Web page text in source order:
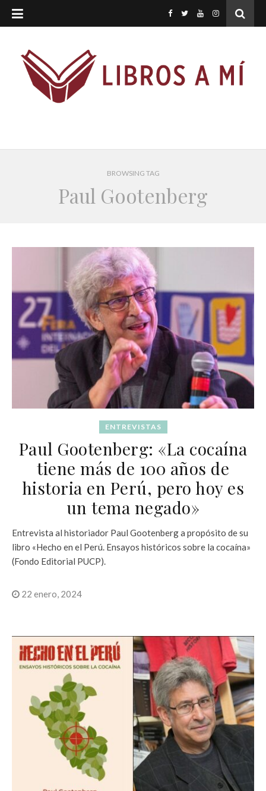
BROWSING TAG
Paul Gootenberg
ENTREVISTAS
Paul Gootenberg: «La cocaína
tiene más de 100 años de
historia en Perú, pero hoy es
un tema negado»
Entrevista al historiador Paul Gootenberg a propósito de su
libro «Hecho en el Perú. Ensayos históricos sobre la cocaína»
(Fondo Editorial PUCP).
22 enero, 2024